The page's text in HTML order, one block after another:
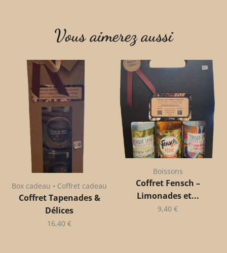
Vous aimerez aussi
Box cadeau • Coffret cadeau
Coffret Tapenades &
Délices
16,40 €
Boissons
Coffret Fensch –
Limonades et...
9,40 €